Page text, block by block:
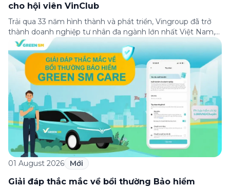
cho hội viên VinClub
Trải qua 33 năm hình thành và phát triển, Vingroup đã trở
thành doanh nghiệp tư nhân đa ngành lớn nhất Việt Nam,
lọt Top 30 doanh nghiệp lớn nhất Đông Nam Á theo bảng
xếp hạng của Tạp chí Fortune (Mỹ). Nhân kỷ niệm 33 năm
thành lập (8/8/1993 đến 8/8/2026), Green SM trân […]
01 August 2026 Mới
Giải đáp thắc mắc về bồi thường Bảo hiểm